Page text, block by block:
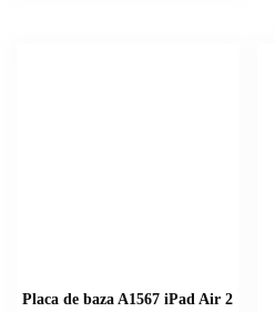
Placa de baza A1567 iPad Air 2